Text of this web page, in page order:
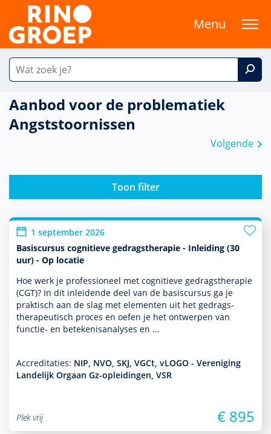
Menu
Aanbod voor de problematiek
Angststoornissen
Volgende
Toon filter
1 september 2026
Basiscursus cognitieve gedragstherapie - Inleiding (30
uur) - Op locatie
Hoe werk je professioneel met cogni­tieve gedrags­thera­pie
(CGT)? In dit inleidende deel van de basis­cursus ga je
prak­tisch aan de slag met elementen uit het gedrags­
thera­peu­tisch proces en oefen je het ontwerpen van
functie- en bete­kenisanalyses en …
Accreditaties: NIP, NVO, SKJ, VGCt, vLOGO - Vereniging
Landelijk Orgaan Gz-opleidingen, VSR
Plek vrij € 895